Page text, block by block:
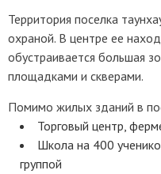
Территория поселка
охраной. В центре ее
обустраивается большая
площадками и скверами.
Помимо жилых зданий в
Торговый центр,
Школа на 400
группой